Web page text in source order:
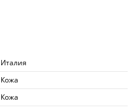
Италия
Кожа
Кожа